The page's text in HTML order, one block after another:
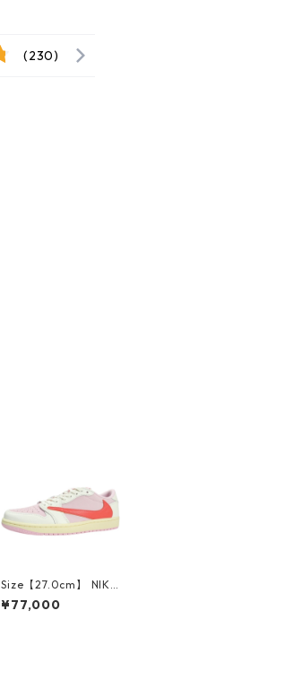
(230)
Size【27.0cm】 NIKE
ナイキ ×Travis Scott
AIR JORDAN 1 LOW
¥77,000